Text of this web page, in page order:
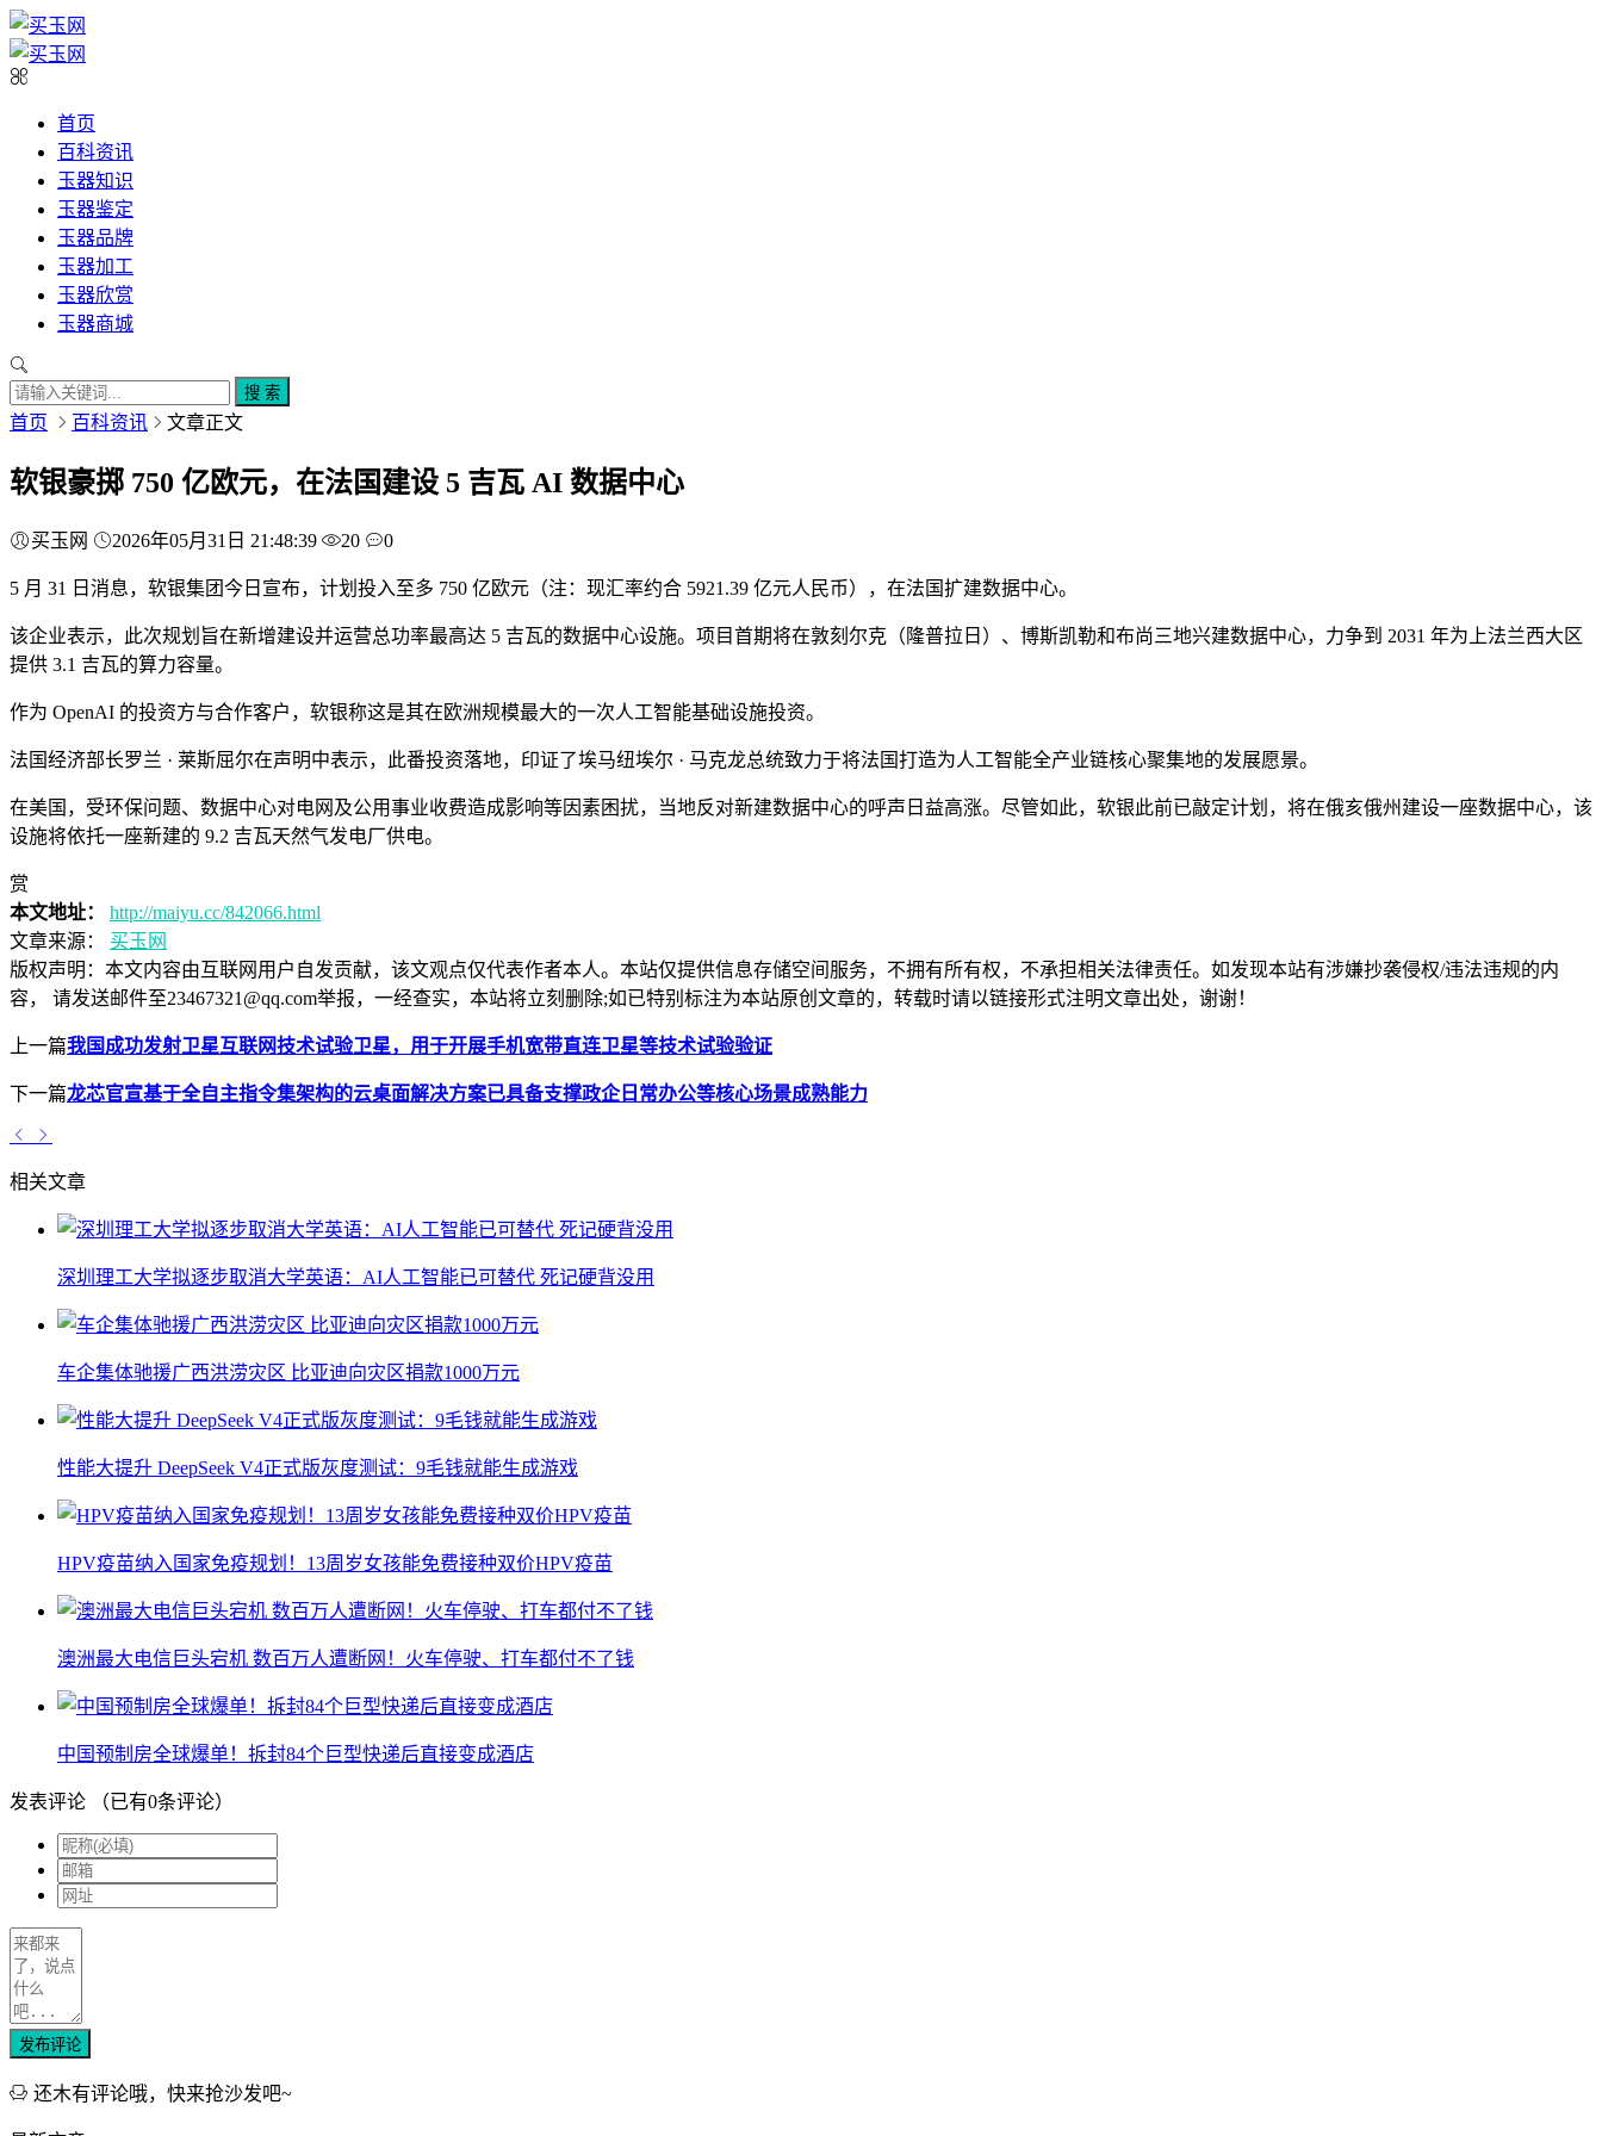
首页
百科资讯
玉器知识
玉器鉴定
玉器品牌
玉器加工
玉器欣赏
玉器商城
搜 索
首页 百科资讯 文章正文
软银豪掷 750 亿欧元，在法国建设 5 吉瓦 AI 数据中心
买玉网 2026年05月31日 21:48:39 20 0
5 月 31 日消息，软银集团今日宣布，计划投入至多 750 亿欧元（注：现汇率约合 5921.39 亿元人民币），在法国扩建数据中心。
该企业表示，此次规划旨在新增建设并运营总功率最高达 5 吉瓦的数据中心设施。项目首期将在敦刻尔克（隆普拉日）、博斯凯勒和布尚三地兴建数据中心，力争到 2031 年为上法兰西大区
提供 3.1 吉瓦的算力容量。
作为 OpenAI 的投资方与合作客户，软银称这是其在欧洲规模最大的一次人工智能基础设施投资。
法国经济部长罗兰 · 莱斯屈尔在声明中表示，此番投资落地，印证了埃马纽埃尔 · 马克龙总统致力于将法国打造为人工智能全产业链核心聚集地的发展愿景。
在美国，受环保问题、数据中心对电网及公用事业收费造成影响等因素困扰，当地反对新建数据中心的呼声日益高涨。尽管如此，软银此前已敲定计划，将在俄亥俄州建设一座数据中心，该
设施将依托一座新建的 9.2 吉瓦天然气发电厂供电。
赏
本文地址：
http://maiyu.cc/842066.html
文章来源：
买玉网
版权声明： 本文内容由互联网用户自发贡献，该文观点仅代表作者本人。本站仅提供信息存储空间服务，不拥有所有权，不承担相关法律责任。如发现本站有涉嫌抄袭侵权/违法违规的内
容， 请发送邮件至23467321@qq.com举报，一经查实，本站将立刻删除;如已特别标注为本站原创文章的，转载时请以链接形式注明文章出处，谢谢！
上一篇我国成功发射卫星互联网技术试验卫星，用于开展手机宽带直连卫星等技术试验验证
下一篇龙芯官宣基于全自主指令集架构的云桌面解决方案已具备支撑政企日常办公等核心场景成熟能力
相关文章
深圳理工大学拟逐步取消大学英语：AI人工智能已可替代 死记硬背没用
车企集体驰援广西洪涝灾区 比亚迪向灾区捐款1000万元
性能大提升 DeepSeek V4正式版灰度测试：9毛钱就能生成游戏
HPV疫苗纳入国家免疫规划！13周岁女孩能免费接种双价HPV疫苗
澳洲最大电信巨头宕机 数百万人遭断网！火车停驶、打车都付不了钱
中国预制房全球爆单！拆封84个巨型快递后直接变成酒店
发表评论 （已有0条评论）
发布评论
还木有评论哦，快来抢沙发吧~